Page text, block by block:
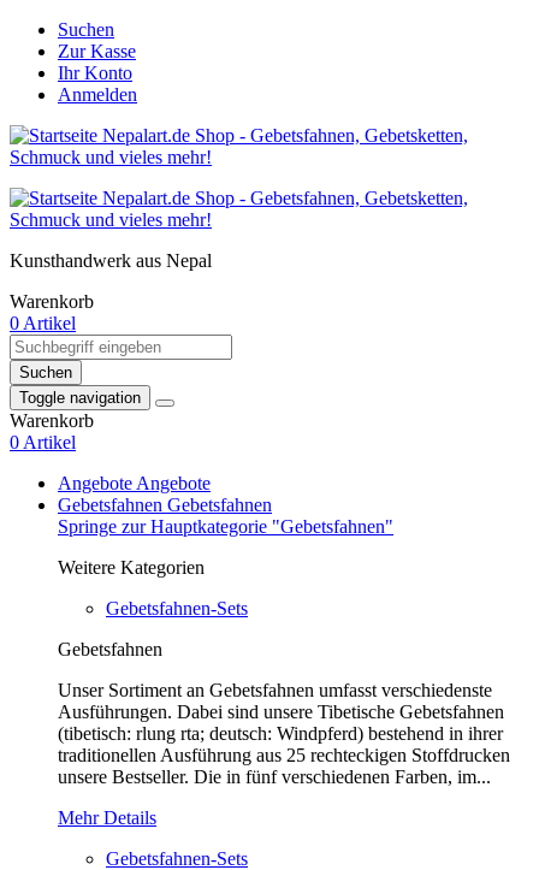
Suchen
Zur Kasse
Ihr Konto
Anmelden
Kunsthandwerk aus Nepal
Warenkorb
0 Artikel
Suchen
Toggle navigation
Warenkorb
0 Artikel
Angebote Angebote
Gebetsfahnen Gebetsfahnen
Springe zur Hauptkategorie "Gebetsfahnen"
Weitere Kategorien
Gebetsfahnen-Sets
Gebetsfahnen
Unser Sortiment an Gebetsfahnen umfasst verschiedenste
Ausführungen. Dabei sind unsere Tibetische Gebetsfahnen
(tibetisch: rlung rta; deutsch: Windpferd) bestehend in ihrer
traditionellen Ausführung aus 25 rechteckigen Stoffdrucken
unsere Bestseller. Die in fünf verschiedenen Farben, im...
Mehr Details
Gebetsfahnen-Sets